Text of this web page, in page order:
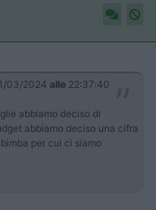
03/2024 alle 22:37:40
abbiamo deciso di
abbiamo deciso una cifra
per cui ci siamo